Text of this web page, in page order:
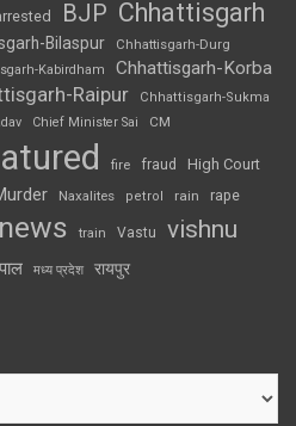
BJP Chhattisgarh
Bilaspur Chhattisgarh-Durg
Kabirdham Chhattisgarh-Korba
Raipur
Chhattisgarh-Sukma
Chief Minister Sai CM
fire fraud High Court
Naxalites petrol rain rape
train Vastu vishnu
मध्य प्रदेश रायपुर